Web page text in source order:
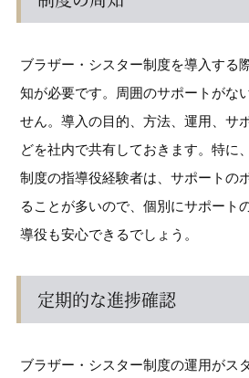
ブラザー・シスター制度を導入する
知が必要です。周囲のサポートがな
せん。導入の目的、方法、運用、サ
どを社内で共有しておきます。特に
制度の指導役経験者は、サポートの
ることが多いので、個別にサポート
導役も安心できるでしょう。
定期的な進捗確認
ブラザー・シスター制度の運用がス